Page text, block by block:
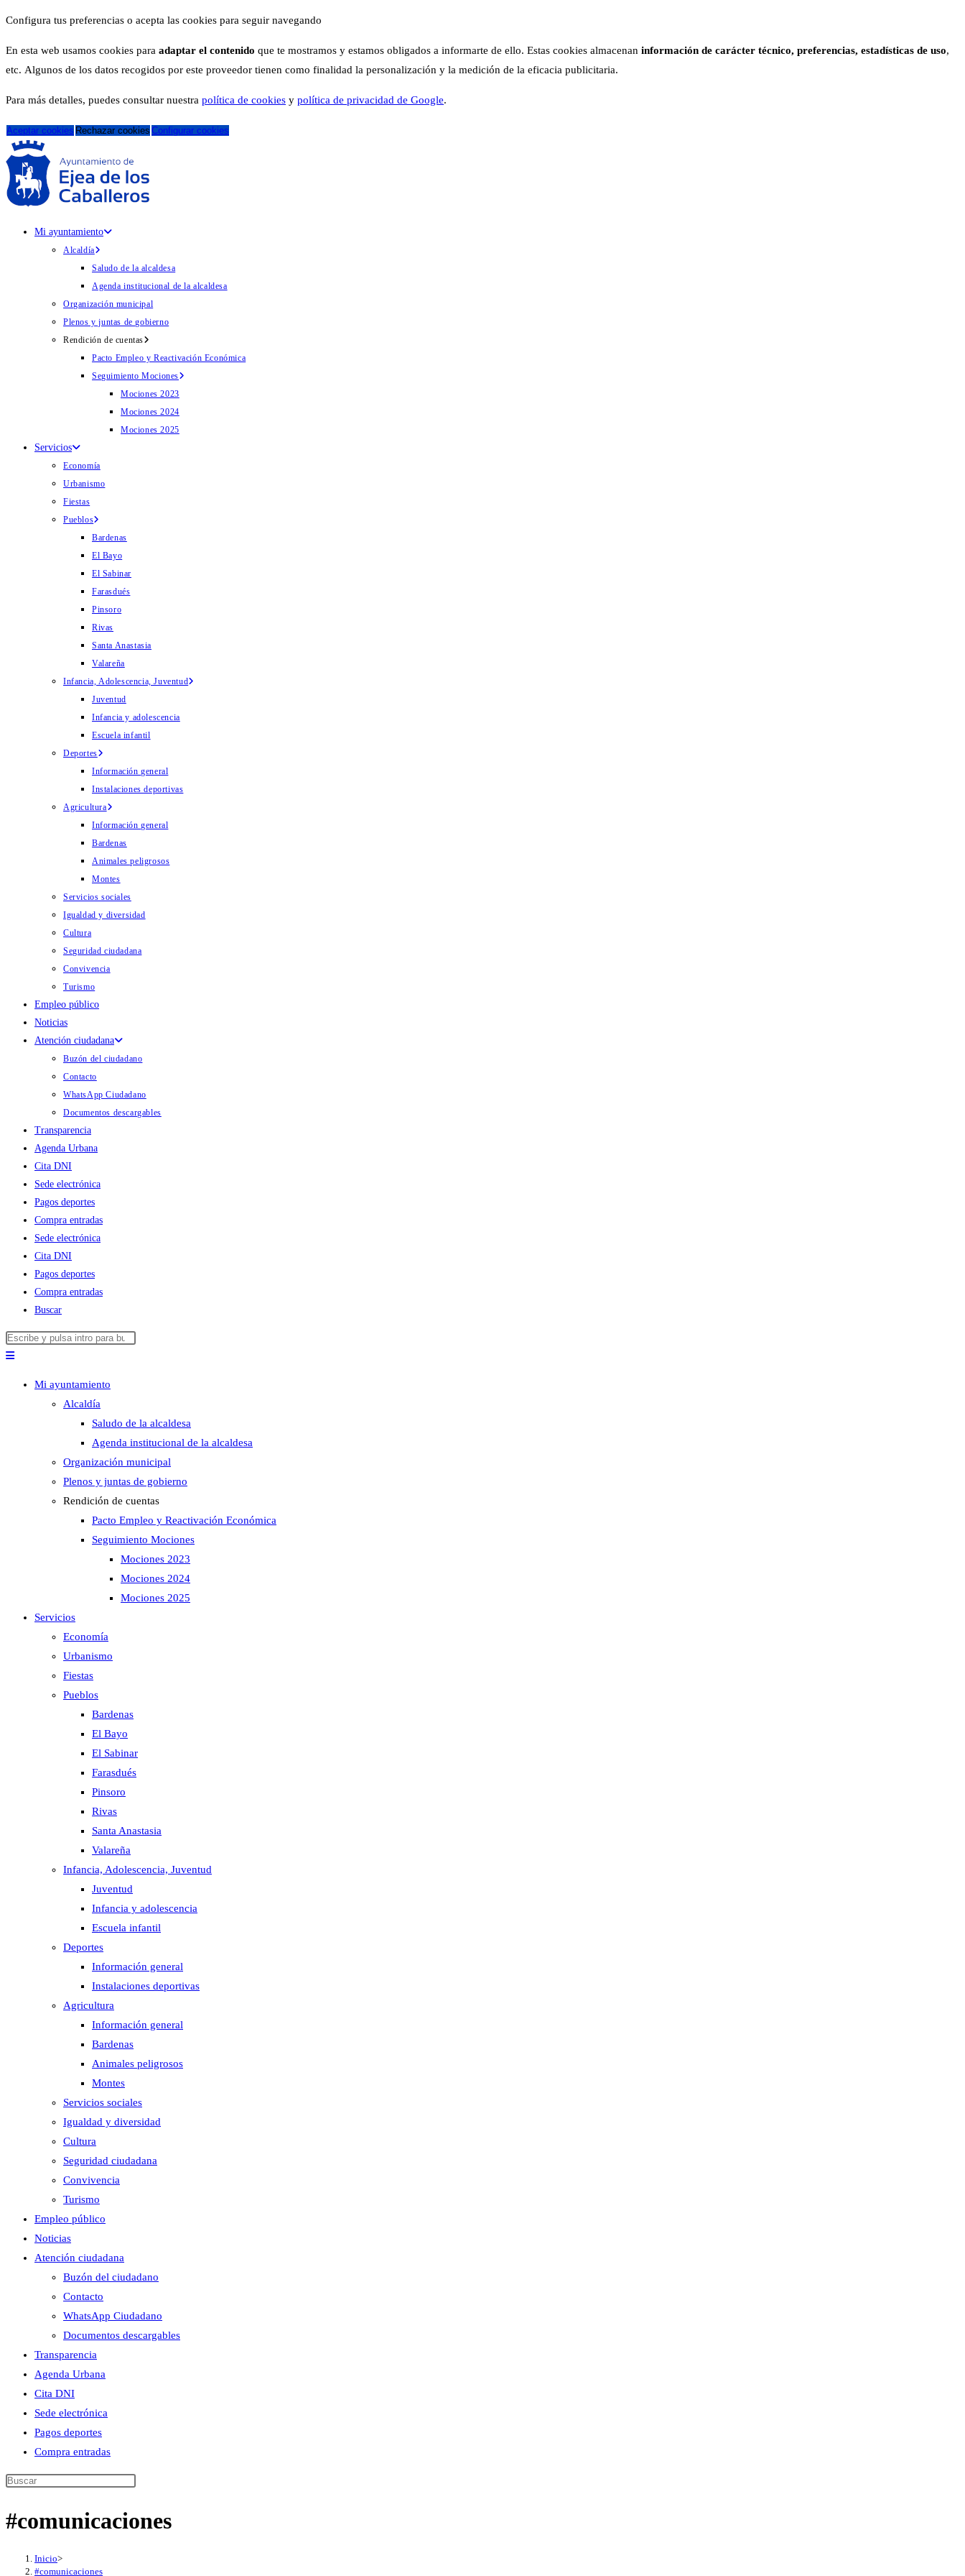
Configura tus preferencias o acepta las cookies para seguir navegando
En esta web usamos cookies para adaptar el contenido que te mostramos y estamos obligados a informarte de ello. Estas cookies almacenan información de carácter técnico, preferencias, estadísticas de uso,
etc. Algunos de los datos recogidos por este proveedor tienen como finalidad la personalización y la medición de la eficacia publicitaria.
Para más detalles, puedes consultar nuestra política de cookies y política de privacidad de Google.
Aceptar cookies Rechazar cookies Configurar cookies
Mi ayuntamiento
Alcaldía
Saludo de la alcaldesa
Agenda institucional de la alcaldesa
Organización municipal
Plenos y juntas de gobierno
Rendición de cuentas
Pacto Empleo y Reactivación Económica
Seguimiento Mociones
Mociones 2023
Mociones 2024
Mociones 2025
Servicios
Economía
Urbanismo
Fiestas
Pueblos
Bardenas
El Bayo
El Sabinar
Farasdués
Pinsoro
Rivas
Santa Anastasia
Valareña
Infancia, Adolescencia, Juventud
Juventud
Infancia y adolescencia
Escuela infantil
Deportes
Información general
Instalaciones deportivas
Agricultura
Información general
Bardenas
Animales peligrosos
Montes
Servicios sociales
Igualdad y diversidad
Cultura
Seguridad ciudadana
Convivencia
Turismo
Empleo público
Noticias
Atención ciudadana
Buzón del ciudadano
Contacto
WhatsApp Ciudadano
Documentos descargables
Transparencia
Agenda Urbana
Cita DNI
Sede electrónica
Pagos deportes
Compra entradas
Sede electrónica
Cita DNI
Pagos deportes
Compra entradas
Buscar
Buscar
en
panel
de
búsqueda.
Mi ayuntamiento
Alcaldía
Saludo de la alcaldesa
Agenda institucional de la alcaldesa
Organización municipal
Plenos y juntas de gobierno
Rendición de cuentas
Pacto Empleo y Reactivación Económica
Seguimiento Mociones
Mociones 2023
Mociones 2024
Mociones 2025
Servicios
Economía
Urbanismo
Fiestas
Pueblos
Bardenas
El Bayo
El Sabinar
Farasdués
Pinsoro
Rivas
Santa Anastasia
Valareña
Infancia, Adolescencia, Juventud
Juventud
Infancia y adolescencia
Escuela infantil
Deportes
Información general
Instalaciones deportivas
Agricultura
Información general
Bardenas
Animales peligrosos
Montes
Servicios sociales
Igualdad y diversidad
Cultura
Seguridad ciudadana
Convivencia
Turismo
Empleo público
Noticias
Atención ciudadana
Buzón del ciudadano
Contacto
WhatsApp Ciudadano
Documentos descargables
Transparencia
Agenda Urbana
Cita DNI
Sede electrónica
Pagos deportes
Compra entradas
Buscar
esta
#comunicaciones
Inicio>
#comunicaciones